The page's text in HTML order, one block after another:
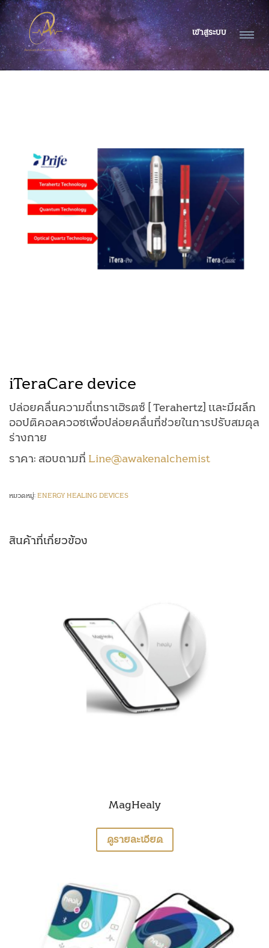
เข้าสู่ระบบ
iTeraCare device
ปล่อยคลื่นความถี่เทราเฮิรตซ์ [ Terahertz] และมีผลึก
ออปติคอลควอซเพื่อปล่อยคลื่นที่ช่วยในการปรับสมดุล
ร่างกาย
ราคา: สอบถามที่ Line@awakenalchemist
หมวดหมู่: ENERGY HEALING DEVICES
สินค้าที่เกี่ยวข้อง
MagHealy
ดูรายละเอียด